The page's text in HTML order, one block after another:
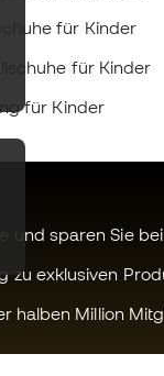
für Kinder
für Kinder
für Kinder
und sparen Sie
zu exklusiven
halben Million